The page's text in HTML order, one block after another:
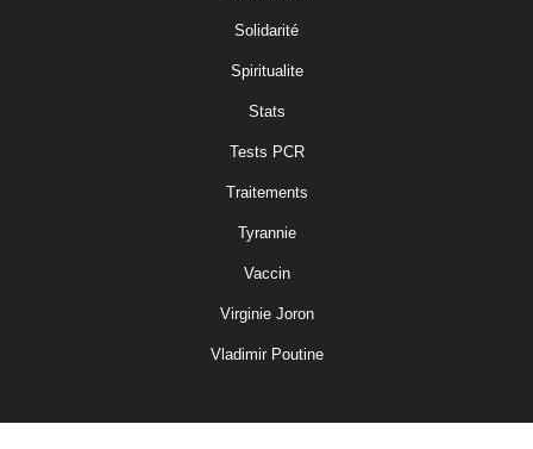
Solidarité
Spiritualite
Stats
Tests PCR
Traitements
Tyrannie
Vaccin
Virginie Joron
Vladimir Poutine